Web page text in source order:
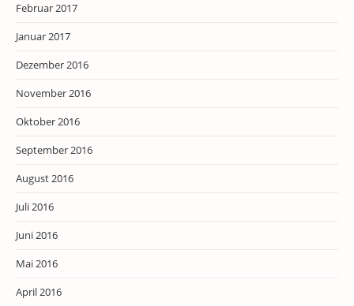
Februar 2017
Januar 2017
Dezember 2016
November 2016
Oktober 2016
September 2016
August 2016
Juli 2016
Juni 2016
Mai 2016
April 2016